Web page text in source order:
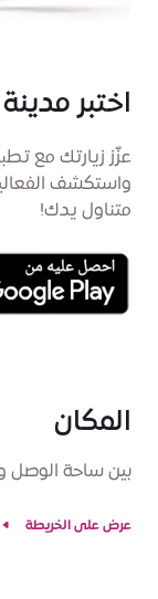
اختبر
عزّز زيارتك مع
واستكشف
متناول يدك!
المكان
بين ساحة
عرض على الخريطة